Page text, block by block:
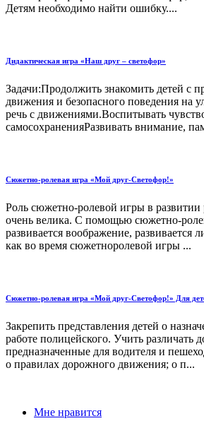
Детям необходимо найти ошибку....
Дидактическая игра «Наш друг – светофор»
Задачи:Продолжить знакомить детей с
движения и безопасного поведения на
речь с движениями.Воспитывать
самосохраненияРазвивать внимание,
Сюжетно-ролевая игра «Мой друг-Светофор!»
Роль сюжетно-ролевой игры в развитии
очень велика. С помощью сюжетно-
развивается воображение, развивается
как во время сюжетноролевой игры ...
Сюжетно-ролевая игра «Мой друг-Светофор!» Для
Закрепить представления детей о
работе полицейского. Учить различать
предназначенные для водителя и
о правилах дорожного движения; о п...
Мне нравится